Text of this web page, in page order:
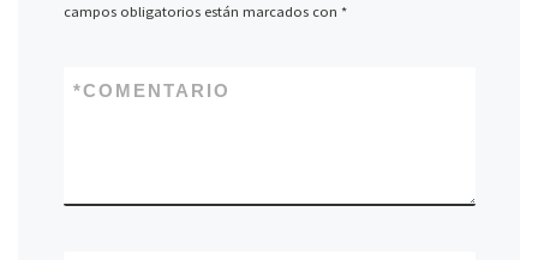
campos obligatorios están marcados con *
COMENTARIO
*